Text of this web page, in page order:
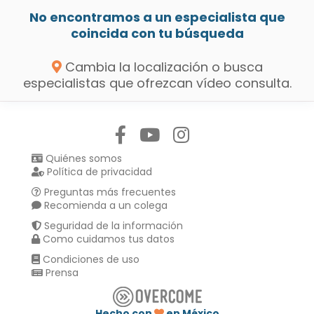
No encontramos a un especialista que
coincida con tu búsqueda
Cambia la localización o busca
especialistas que ofrezcan vídeo consulta.
Quiénes somos
Política de privacidad
Preguntas más frecuentes
Recomienda a un colega
Seguridad de la información
Como cuidamos tus datos
Condiciones de uso
Prensa